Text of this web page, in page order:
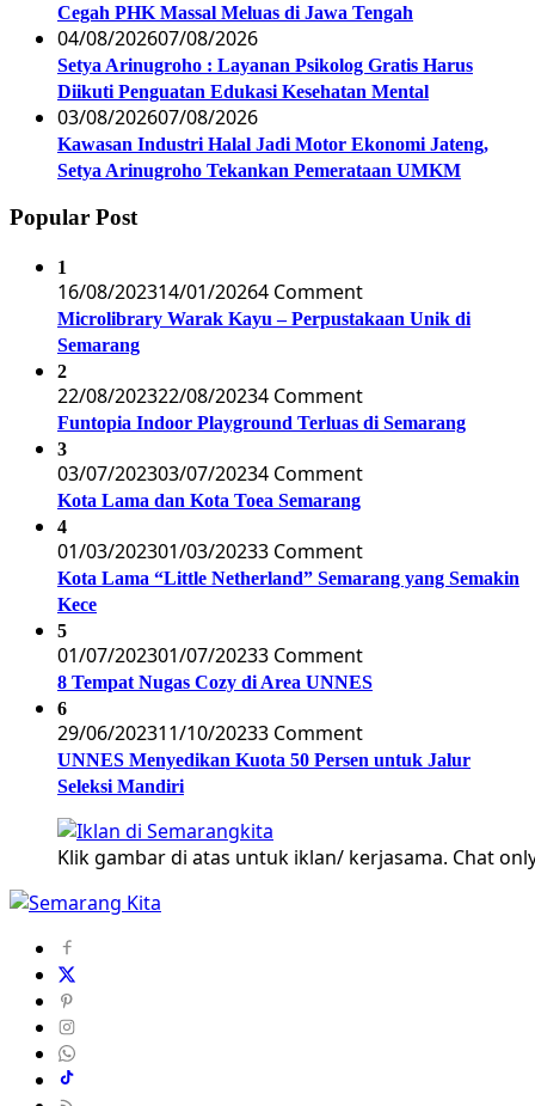
Cegah PHK Massal Meluas di Jawa Tengah
04/08/202607/08/2026
Setya Arinugroho : Layanan Psikolog Gratis Harus
Diikuti Penguatan Edukasi Kesehatan Mental
03/08/202607/08/2026
Kawasan Industri Halal Jadi Motor Ekonomi Jateng,
Setya Arinugroho Tekankan Pemerataan UMKM
Popular Post
1
16/08/202314/01/20264 Comment
Microlibrary Warak Kayu – Perpustakaan Unik di
Semarang
2
22/08/202322/08/20234 Comment
Funtopia Indoor Playground Terluas di Semarang
3
03/07/202303/07/20234 Comment
Kota Lama dan Kota Toea Semarang
4
01/03/202301/03/20233 Comment
Kota Lama “Little Netherland” Semarang yang Semakin
Kece
5
01/07/202301/07/20233 Comment
8 Tempat Nugas Cozy di Area UNNES
6
29/06/202311/10/20233 Comment
UNNES Menyedikan Kuota 50 Persen untuk Jalur
Seleksi Mandiri
Klik gambar di atas untuk iklan/ kerjasama. Chat